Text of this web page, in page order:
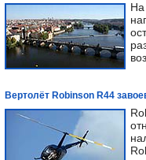
На
Вертолёт Robinson R44